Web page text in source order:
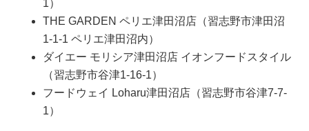
1）
THE GARDEN ペリエ津田沼店（習志野市津田沼
1-1-1 ペリエ津田沼内）
ダイエー モリシア津田沼店 イオンフードスタイル
（習志野市谷津1-16-1）
フードウェイ Loharu津田沼店（習志野市谷津7-7-
1）